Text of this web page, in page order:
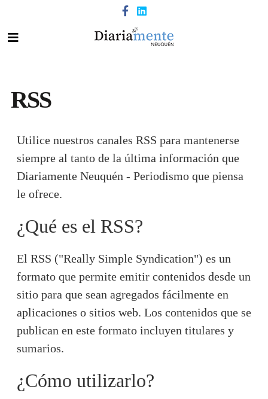
RSS
Utilice nuestros canales RSS para mantenerse
siempre al tanto de la última información que
Diariamente Neuquén - Periodismo que piensa
le ofrece.
¿Qué es el RSS?
El RSS ("Really Simple Syndication") es un
formato que permite emitir contenidos desde un
sitio para que sean agregados fácilmente en
aplicaciones o sitios web. Los contenidos que se
publican en este formato incluyen titulares y
sumarios.
¿Cómo utilizarlo?